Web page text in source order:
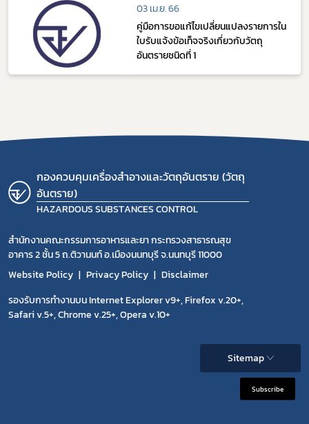
03 เม.ย. 66
คู่มือการขอแก้ไขเปลี่ยนแปลงรายการใน
ใบรับแจ้งข้อเท็จจริงเกี่ยวกับวัตถุ
อันตรายชนิดที่ 1
กองควบคุมเครื่องสำอางและวัตถุอันตราย (วัตถุ
อันตราย)
HAZARDOUS SUBSTANCES CONTROL
สำนักงานคณะกรรมการอาหารและยา กระทรวงสาธารณสุข
อาคาร 2 ชั้น 5 ถ.ติวานนท์ อ.เมืองนนทบุรี จ.นนทบุรี 11000
Website Policy
Privacy Policy
Disclaimer
รองรับการทำงานบน Internet Explorer v9+, Firefox v.20+,
Safari v.5+, Chrome v.25+, Opera v.10+
Sitemap
Subscribe